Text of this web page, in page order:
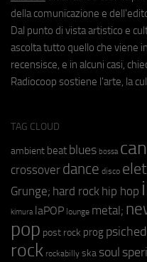
della comunicazione e
Dal punto di vista artistico e
ascolta tutto quello che viene
recensisce, e in alcuni casi,
Radiocoop sostiene l'arte, la
TAG CLOUD
ambient beat blues bossa
crossover dance disco
Grunge; hard rock hip hop
kimura laPOP lounge metal;
pop post rock prog
rock rockabilly ska soul